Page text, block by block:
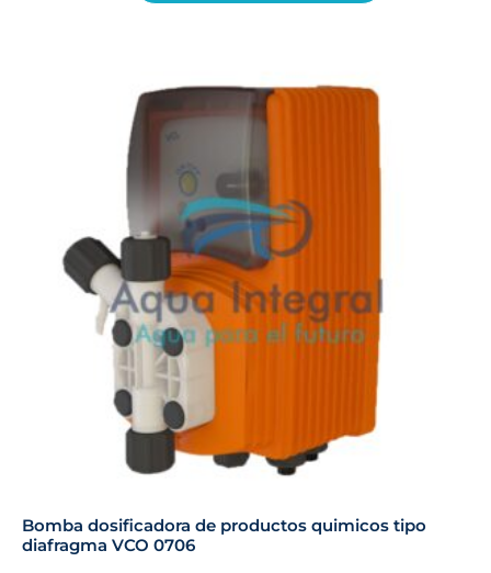
Bomba dosificadora de productos quimicos tipo
diafragma VCO 0706